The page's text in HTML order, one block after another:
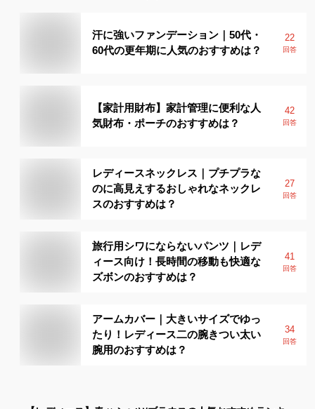
汗に強いファンデーション｜50代・
60代の更年期に人気のおすすめは？
22
回答
【家計用財布】家計管理に便利な人
気財布・ポーチのおすすめは？
42
回答
レディースネックレス｜プチプラな
のに高見えするおしゃれなネックレ
スのおすすめは？
27
回答
旅行用シワにならないパンツ｜レデ
ィース向け！長時間の移動も快適な
ズボンのおすすめは？
41
回答
アームカバー｜大きいサイズでゆっ
たり！レディース二の腕きつい太い
腕用のおすすめは？
34
回答